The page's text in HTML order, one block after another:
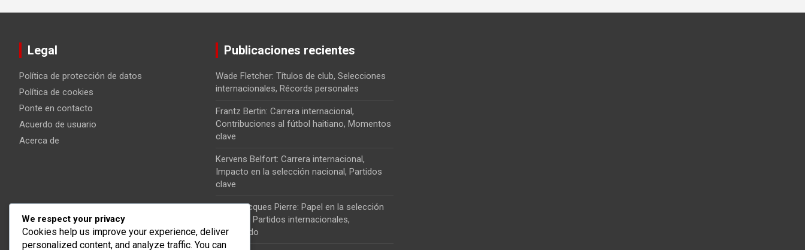
Legal
Política de protección de datos
Política de cookies
Ponte en contacto
Acuerdo de usuario
Acerca de
Publicaciones recientes
Wade Fletcher: Títulos de club, Selecciones
internacionales, Récords personales
Frantz Bertin: Carrera internacional,
Contribuciones al fútbol haitiano, Momentos
clave
Kervens Belfort: Carrera internacional,
Impacto en la selección nacional, Partidos
clave
Jean-Jacques Pierre: Papel en la selección
nacional, Partidos internacionales,
Significado
We respect your privacy
Cookies help us improve your experience, deliver
personalized content, and analyze traffic. You can